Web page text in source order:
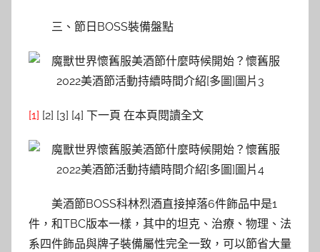
三、節日BOSS裝備盤點
[1] [2] [3] [4] 下一頁 在本頁閱讀全文
美酒節BOSS科林烈酒直接掉落6件飾品中是1
件，和TBC版本一樣，其中的坦克、治療、物理、法
系四件飾品與牌子裝備屬性完全一致，可以節省大量